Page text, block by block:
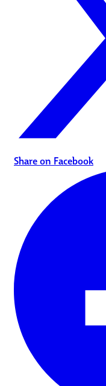
Share on Facebook